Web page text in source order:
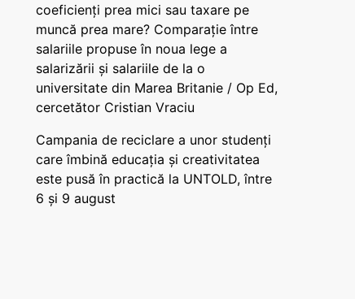
coeficienți prea mici sau taxare pe
muncă prea mare? Comparație între
salariile propuse în noua lege a
salarizării și salariile de la o
universitate din Marea Britanie / Op Ed,
cercetător Cristian Vraciu
Campania de reciclare a unor studenți
care îmbină educația și creativitatea
este pusă în practică la UNTOLD, între
6 și 9 august